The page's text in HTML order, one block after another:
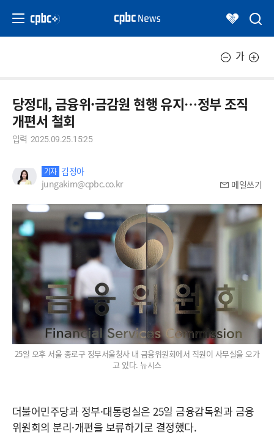
가
당정대, 금융위·금감원 현행 유지…정부 조직
개편서 철회
입력 2025.09.25.15:25
기자 김정아
jungakim@cpbc.co.kr
메일쓰기
25일 오후 서울 종로구 정부서울청사 내 금융위원회에서 직원이 사무실을 오가
고 있다. 뉴시스
더불어민주당과 정부·대통령실은 25일 금융감독원과 금융
위원회의 분리·개편을 보류하기로 결정했다.